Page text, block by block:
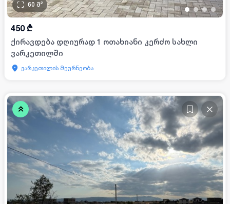
••••
60 მ²
450 ₾
ქირავდება დღიურად 1 ოთახიანი კერძო სახლი
ვარკეთილში
ვარკეთილის მეურნეობა